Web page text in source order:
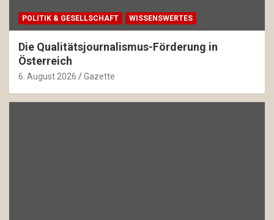
POLITIK & GESELLSCHAFT WISSENSWERTES
Die Qualitätsjournalismus-Förderung in
Österreich
6. August 2026 Gazette